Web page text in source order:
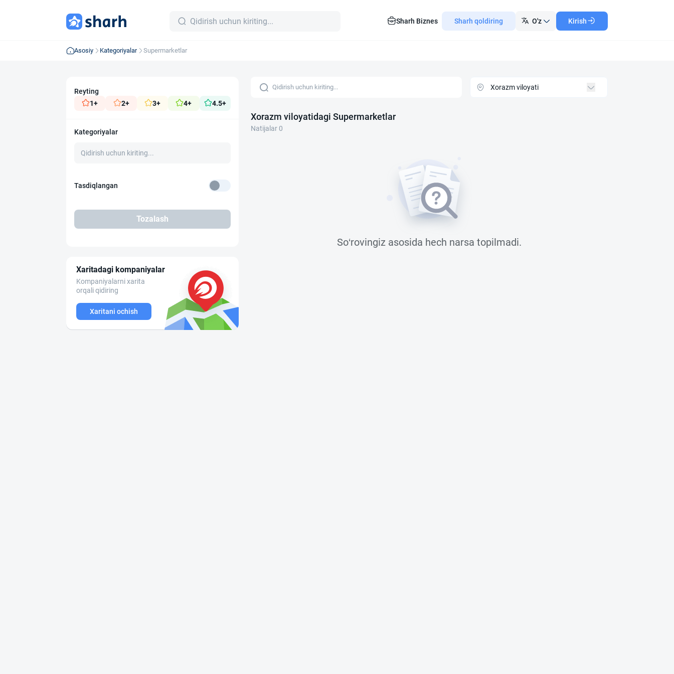
Sharh Biznes Sharh qoldiring O'z Kirish
Asosiy Kategoriyalar Supermarketlar
Reyting
1+
2+ 3+ 4+ 4.5+
Kategoriyalar
Tasdiqlangan
Tozalash
Xaritadagi kompaniyalar
Kompaniyalarni xarita
orqali qidiring
Xaritani ochish
Xorazm viloyatidagi Supermarketlar
Natijalar 0
So‘rovingiz asosida hech narsa topilmadi.